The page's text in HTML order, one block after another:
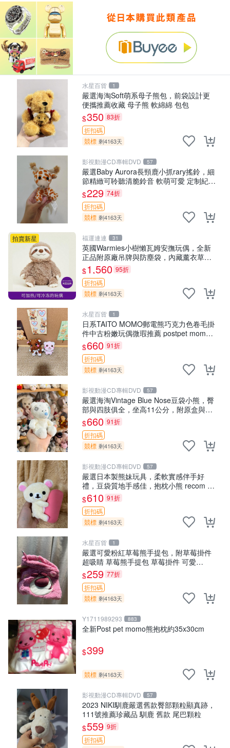
水星百貨 1
嚴選海淘Soft萌系母子熊包，前袋設計更
便攜推薦收藏 母子熊 軟綿綿 包包
$350 83折
折扣碼
競標 剩4163天
影視動漫CD專輯DVD 57
嚴選Baby Aurora長頸鹿小抓rary搖鈴，細
節精緻可聆聽清脆鈴音 軟萌可愛 定制紀念
金屬搖鈴 新手媽咪推薦 長頸鹿 抓rary 搖
鈴
$229 74折
折扣碼
競標 剩4163天
拍賣新星 福運連連 31
英國Warmies小樹懶瓦姆安撫玩偶，全新
正品附原廠吊牌與防塵袋，內藏薰衣草可
加熱，適合各個年齡層，冷暖兩用享受抱
抱樂趣，不容錯過嚴選好物 溫暖 冷感
$1,560 95折
折扣碼
競標 剩4163天
水星百貨 1
日系TAITO MOMO郵電熊巧克力色卷毛掛
件中古粉嫩玩偶微瑕推薦 postpet momo
郵電熊 中古玩偶
$660 91折
折扣碼
競標 剩4163天
影視動漫CD專輯DVD 57
嚴選海淘Vintage Blue Nose豆袋小熊，臀
部與四肢俱全，坐高11公分，附原盒與吊
牌收藏。藍鼻子小熊，值得擁有 玩具 憶熊
$660 91折
折扣碼
競標 剩4163天
影視動漫CD專輯DVD 57
嚴選日本製熊妹玩具，柔軟實感伴手好
禮，豆袋質地手感佳，抱枕小熊 recom 推
薦 白色豆袋 玩具
$610 91折
折扣碼
競標 剩4163天
水星百貨 1
嚴選可愛粉紅草莓熊手提包，附草莓掛件
超吸睛 草莓熊手提包 草莓掛件 可愛
portunese
$259 77折
折扣碼
競標 剩4163天
Y1711989293 883
全新Post pet momo熊抱枕約35x30cm
$399
競標 剩4163天
影視動漫CD專輯DVD 57
2023 NIKI馴鹿嚴選舊款臀部顆粒顯真跡，
111號推薦珍藏品 馴鹿 舊款 尾巴顆粒
$559 9折
折扣碼